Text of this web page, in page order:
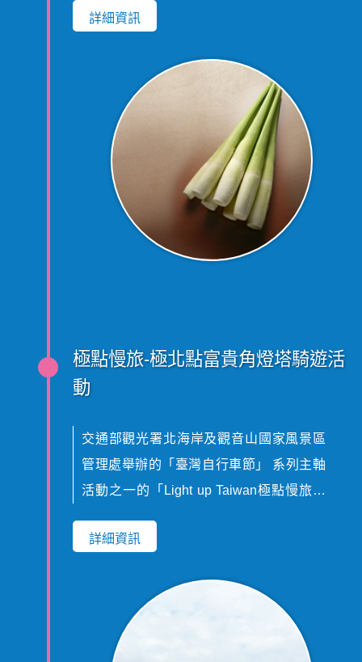
詳細資訊
極點慢旅-極北點富貴角燈塔騎遊活
動
交通部觀光署北海岸及觀音山國家風景區
管理處舉辦的「臺灣自行車節」 系列主軸
活動之一的「Light up Taiwan極點慢旅」
自行車慢旅騎乘方式，串連起精華的熱門
近在地的旅遊方式，引導遊客領略北海岸
的美景、美食與地方人情味。
詳細資訊